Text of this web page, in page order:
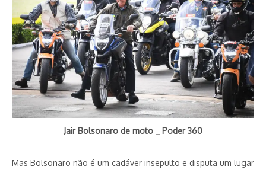
Jair Bolsonaro de moto _ Poder 360
Mas Bolsonaro não é um cadáver insepulto e disputa um lugar